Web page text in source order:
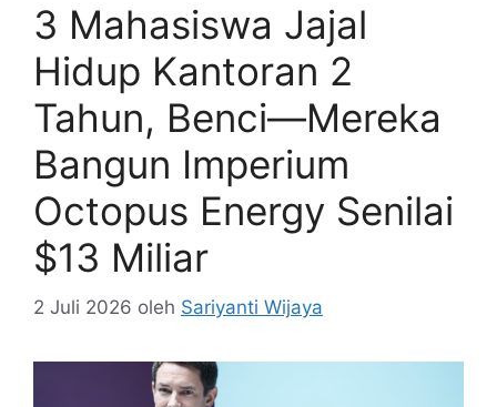
3 Mahasiswa Jajal
Hidup Kantoran 2
Tahun, Benci—Mereka
Bangun Imperium
Octopus Energy Senilai
$13 Miliar
2 Juli 2026 oleh Sariyanti Wijaya